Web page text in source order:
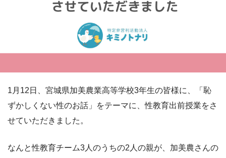
1月12日、宮城県加美農業高等学校3年生の皆様に、「恥
ずかしくない性のお話」をテーマに、性教育出前授業をさ
せていただきました。
なんと性教育チーム3人のうちの2人の親が、加美農さんの